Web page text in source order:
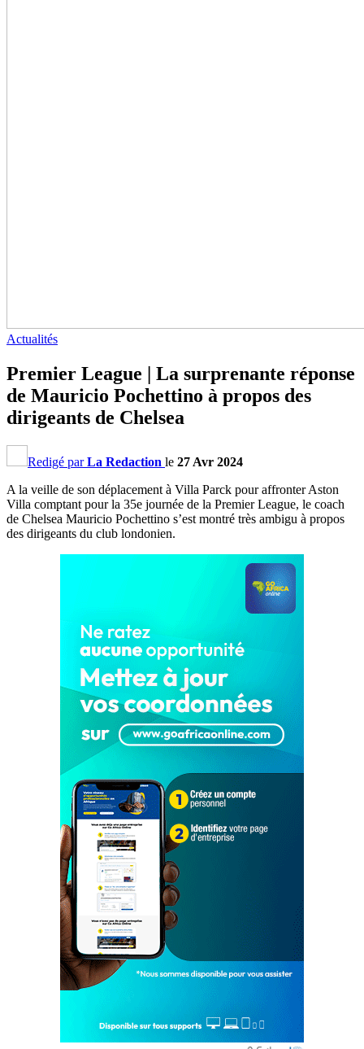
Actualités
Premier League | La surprenante réponse
de Mauricio Pochettino à propos des
dirigeants de Chelsea
Redigé parLa Redaction le 27 Avr 2024
A la veille de son déplacement à Villa Parck pour affronter Aston
Villa comptant pour la 35e journée de la Premier League, le coach
de Chelsea Mauricio Pochettino s’est montré très ambigu à propos
des dirigeants du club londonien.